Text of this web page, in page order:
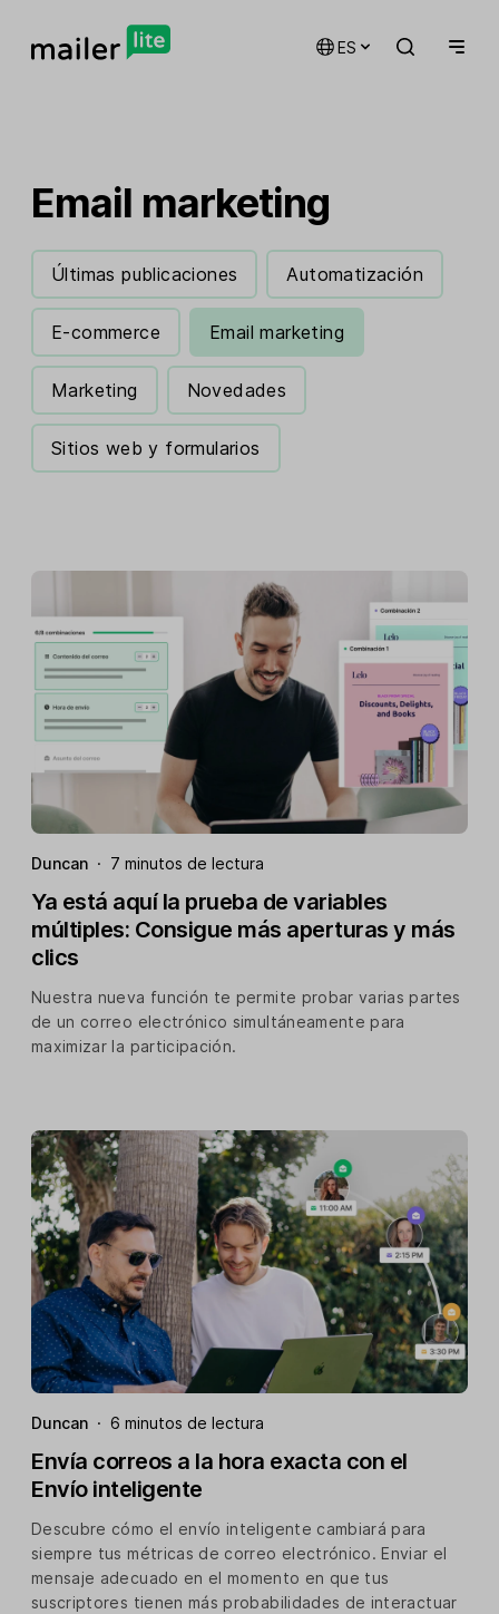
ES
Email marketing
Últimas publicaciones Automatización
E-commerce Email marketing
Marketing Novedades
Sitios web y formularios
Duncan · 7 minutos de lectura
Ya está aquí la prueba de variables
múltiples: Consigue más aperturas y más
clics
Nuestra nueva función te permite probar varias partes
de un correo electrónico simultáneamente para
maximizar la participación.
Duncan · 6 minutos de lectura
Envía correos a la hora exacta con el
Envío inteligente
Descubre cómo el envío inteligente cambiará para
siempre tus métricas de correo electrónico. Enviar el
mensaje adecuado en el momento en que tus
suscriptores tienen más probabilidades de interactuar